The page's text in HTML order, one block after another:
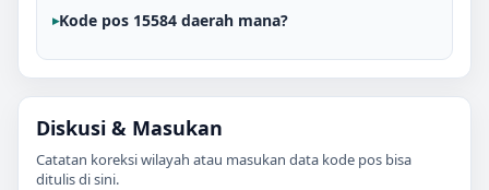
Kode pos 15584 daerah mana?
Diskusi & Masukan
Catatan koreksi wilayah atau masukan data kode pos bisa
ditulis di sini.